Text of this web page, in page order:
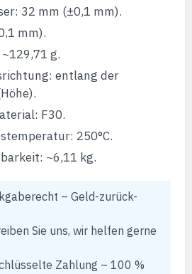
32 mm (±0,1 mm).
mm).
g.
entlang der
F30.
250°C.
~6,11 kg.
– Geld-zurück-
Sie uns, wir helfen gerne
Zahlung – 100 %